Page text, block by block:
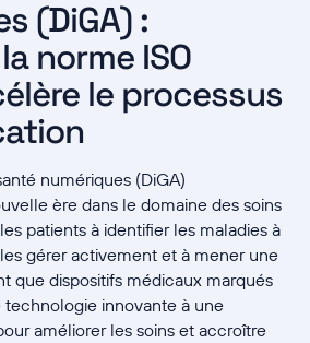
(DiGA) :
norme ISO
le processus
numériques (DiGA)
ère dans le domaine des soins
patients à identifier les maladies à
gérer activement et à mener une
que dispositifs médicaux marqués
technologie innovante à une
améliorer les soins et accroître